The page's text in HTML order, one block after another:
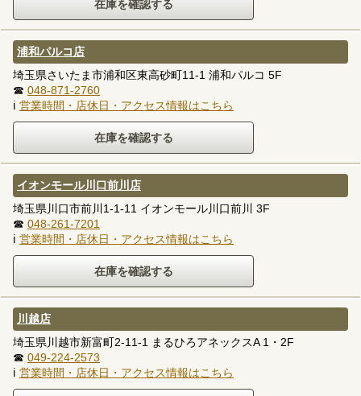
浦和パルコ店
埼玉県さいたま市浦和区東高砂町11-1 浦和パルコ 5F
☎ 048-871-2760
ℹ 営業時間・店休日・アクセス情報はこちら
イオンモール川口前川店
埼玉県川口市前川1-1-11 イオンモール川口前川 3F
☎ 048-261-7201
ℹ 営業時間・店休日・アクセス情報はこちら
川越店
埼玉県川越市新富町2-11-1 まるひろアネックスA 1・2F
☎ 049-224-2573
ℹ 営業時間・店休日・アクセス情報はこちら